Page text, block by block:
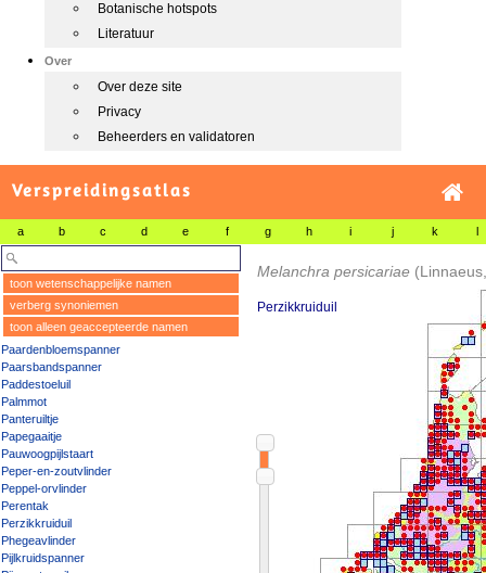
Botanische hotspots
Literatuur
Over
Over deze site
Privacy
Beheerders en validatoren
Verspreidingsatlas
a b c d e f g h i j k l
toon wetenschappelijke namen
verberg synoniemen
toon alleen geaccepteerde namen
Paardenbloemspanner
Paarsbandspanner
Paddestoeluil
Palmmot
Panteruiltje
Papegaaitje
Pauwoogpijlstaart
Peper-en-zoutvlinder
Peppel-orvlinder
Perentak
Perzikkruiduil
Phegeavlinder
Pijlkruidspanner
Melanchra persicariae
Perzikkruiduil